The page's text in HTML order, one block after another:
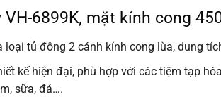
6899K, mặt kính cong
loại tủ đông 2 cánh kính cong lùa, dung
kế hiện đại, phù hợp với các tiệm tạp
sữa, đá….